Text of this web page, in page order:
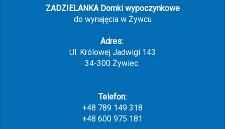
ZADZIELANKA Domki wypoczynkowe
do wynajęcia w Żywcu
Adres:
Ul. Królowej Jadwigi 143
34-300 Żywiec
Telefon:
+48 789 149 318
+48 600 975 181